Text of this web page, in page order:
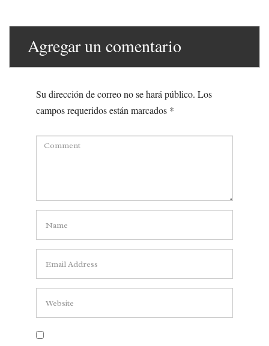
Agregar un comentario
Su dirección de correo no se hará público. Los
campos requeridos están marcados *